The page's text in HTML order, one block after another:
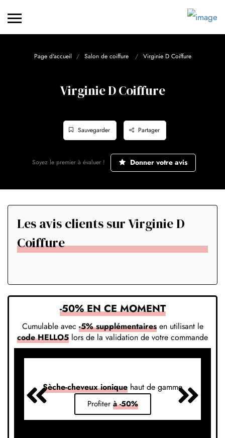
Page d'accueil Salon de coiffure Virginie D Coiffure
Virginie D Coiffure
Sauvegarder Partager
Soyez le premier à évaluer ! Donner votre avis
Les avis clients sur Virginie D
Coiffure
-50% EN CE MOMENT
Cumulable avec -5% supplémentairesen utilisant le
code HELLO5 lors de la validation de votre commande
Sèche-cheveux ionique haut de gamme
Profiter à -50%